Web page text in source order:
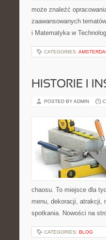
może znaleźć
zaawansowanych
i Matematyka w
CATEGORIES:
HISTORIE I
POSTED BY ADMIN
chaosu. To miejsce dla
menu, dekoracji, atrakcji,
spotkania. Nowości na
CATEGORIES: BLOG